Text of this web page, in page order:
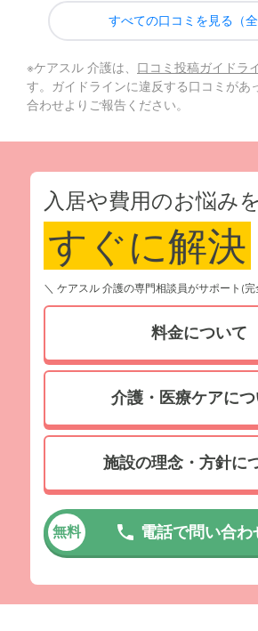
すべての口コミを見る（全
※ケアスル 介護は、 口コミ投稿ガイドラ
す。ガイドラインに違反する口コミがあ
合わせよりご報告ください。
入居や費用のお悩みを
すぐに解決
＼ ケアスル 介護の専門相談員がサポート(完
料金について
介護・医療ケアに
施設の理念・方針に
無料 電話で問い合わ